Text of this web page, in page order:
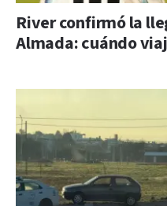
River confirmó la
Almada: cuándo